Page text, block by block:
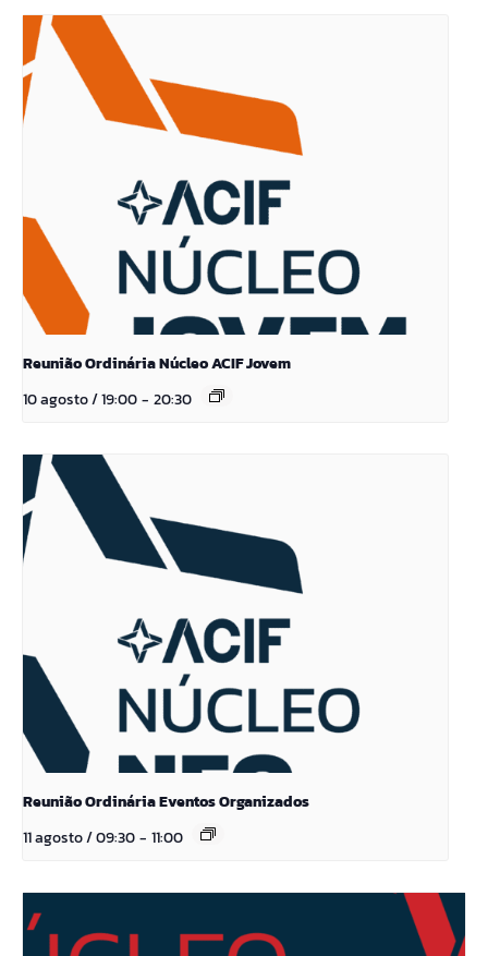
Reunião Ordinária Núcleo ACIF Jovem
10 agosto / 19:00- 20:30
Reunião Ordinária Eventos Organizados
11 agosto / 09:30- 11:00